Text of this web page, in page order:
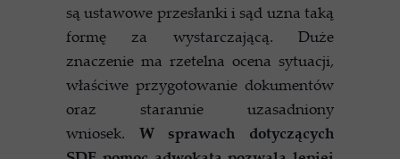
są ustawowe przesłanki i sąd uzna taką
formę za wystarczającą. Duże
znaczenie ma rzetelna ocena sytuacji,
właściwe przygotowanie dokumentów
oraz starannie uzasadniony
wniosek. W sprawach dotyczących